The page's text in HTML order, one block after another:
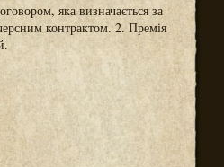
яка визначається за
контрактом. 2. Премія